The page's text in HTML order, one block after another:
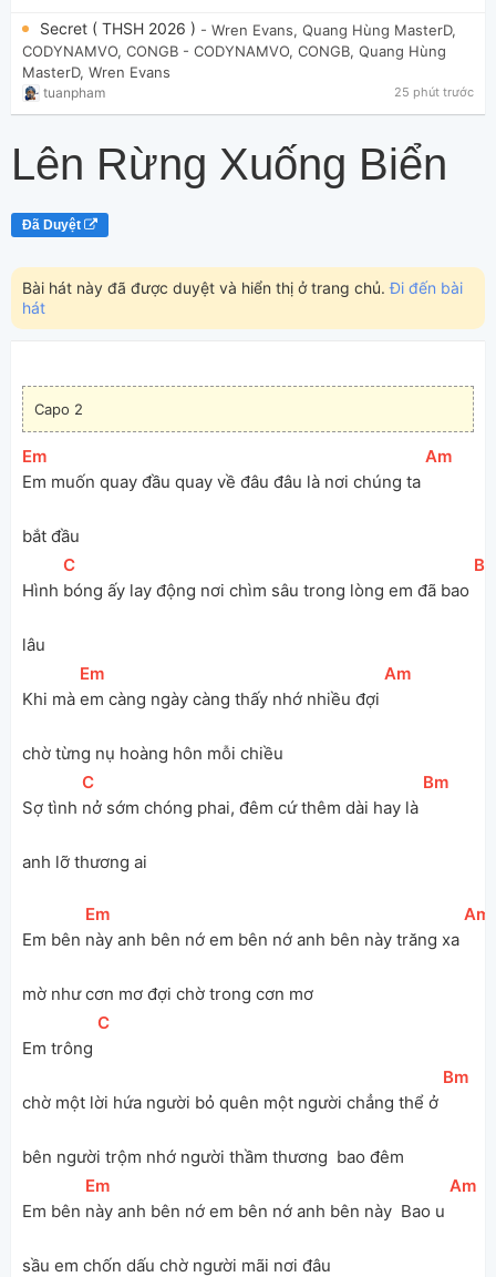
Secret ( THSH 2026 ) - Wren Evans, Quang Hùng MasterD,
CODYNAMVO, CONGB - CODYNAMVO, CONGB, Quang Hùng
MasterD, Wren Evans
tuanpham 25 phút trước
Lên Rừng Xuống Biển
Đã Duyệt
Bài hát này đã được duyệt và hiển thị ở trang chủ.Đi đến bài
hát
Capo 2
[Em
Em muốn quay đầu quay về đâu đâu là nơi chúng ta
[
Am
bắt đầu
Hình
[
C
bóng ấy lay động nơi chìm sâu trong lòng em đã bao
[
lâu
Khi mà
[Em
em càng ngày càng thấy nhớ nhiều đợi
[
Am
chờ từng nụ hoàng hôn mỗi chiều
Sợ tình
[
C
nở sớm chóng phai, đêm cứ thêm dài hay là
[Bm
anh lỡ thương ai
Em bên
[Em
này anh bên nớ em bên nớ anh bên này trăng xa
[
Am
mờ như cơn mơ đợi chờ trong cơn mơ
Em trông
[
C
chờ một lời hứa người bỏ quên một người chẳng thể ở
[Bm
bên người trộm nhớ người thầm thương  bao đêm
Em bên
[Em
này anh bên nớ em bên nớ anh bên này  Bao u
[
Am
sầu em chốn dấu chờ người mãi nơi đâu